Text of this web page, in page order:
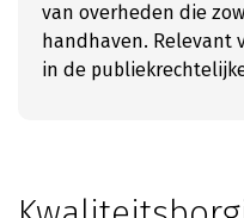
van overheden die
handhaven. Relevant
in de